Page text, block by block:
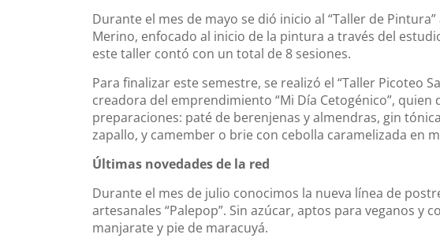
Durante el mes de mayo se dió inicio al “Taller de
Merino, enfocado al inicio de la pintura a través del
este taller contó con un total de 8 sesiones.
Para finalizar este semestre, se realizó el “Taller Picoteo
creadora del emprendimiento “Mi Día Cetogénico”,
preparaciones: paté de berenjenas y almendras, gin
zapallo, y camember o brie con cebolla caramelizada en
Últimas novedades de la red
Durante el mes de julio conocimos la nueva línea de
artesanales “Palepop”. Sin azúcar, aptos para veganos y
manjarate y pie de maracuyá.